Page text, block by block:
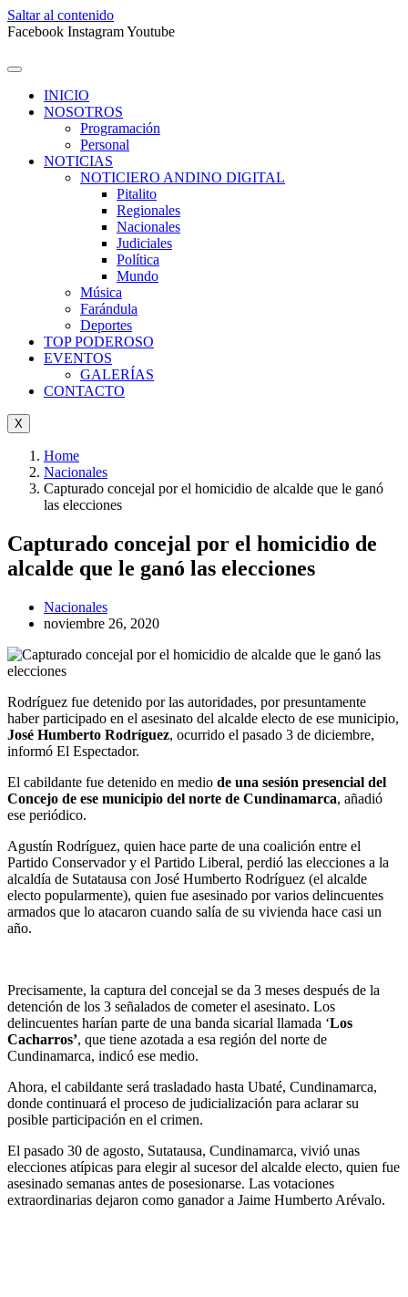
Saltar al contenido
Facebook InstagramYoutube
INICIO
NOSOTROS
Programación
Personal
NOTICIAS
NOTICIERO ANDINO DIGITAL
Pitalito
Regionales
Nacionales
Judiciales
Política
Mundo
Música
Farándula
Deportes
TOP PODEROSO
EVENTOS
GALERÍAS
CONTACTO
X
Home
Nacionales
Capturado concejal por el homicidio de alcalde que le ganó
las elecciones
Capturado concejal por el homicidio de
alcalde que le ganó las elecciones
Nacionales
noviembre 26, 2020
Rodríguez fue detenido por las autoridades, por presuntamente
haber participado en el asesinato del alcalde electo de ese municipio,
José Humberto Rodríguez, ocurrido el pasado 3 de diciembre,
informó El Espectador.
El cabildante fue detenido en medio de una sesión presencial del
Concejo de ese municipio del norte de Cundinamarca, añadió
ese periódico.
Agustín Rodríguez, quien hace parte de una coalición entre el
Partido Conservador y el Partido Liberal, perdió las elecciones a la
alcaldía de Sutatausa con José Humberto Rodríguez (el alcalde
electo popularmente), quien fue asesinado por varios delincuentes
armados que lo atacaron cuando salía de su vivienda hace casi un
año.
Precisamente, la captura del concejal se da 3 meses después de la
detención de los 3 señalados de cometer el asesinato. Los
delincuentes harían parte de una banda sicarial llamada ‘Los
Cacharros’, que tiene azotada a esa región del norte de
Cundinamarca, indicó ese medio.
Ahora, el cabildante será trasladado hasta Ubaté, Cundinamarca,
donde continuará el proceso de judicialización para aclarar su
posible participación en el crimen.
El pasado 30 de agosto, Sutatausa, Cundinamarca, vivió unas
elecciones atípicas para elegir al sucesor del alcalde electo, quien fue
asesinado semanas antes de posesionarse. Las votaciones
extraordinarias dejaron como ganador a Jaime Humberto Arévalo.